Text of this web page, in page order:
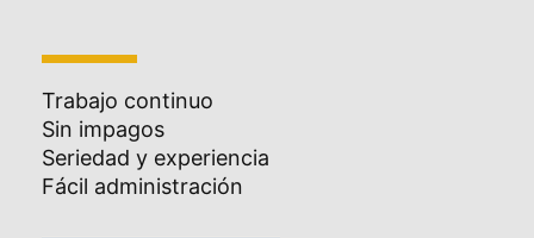
Trabajo continuo
Sin impagos
Seriedad y experiencia
Fácil administración